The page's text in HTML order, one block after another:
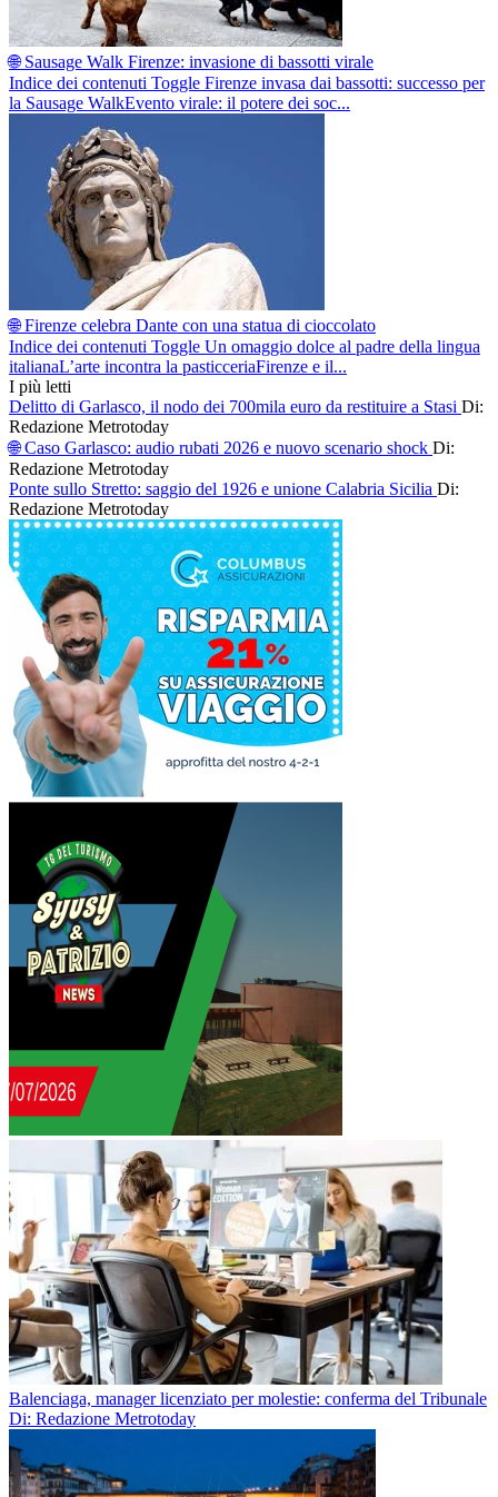
🌐 Sausage Walk Firenze: invasione di bassotti virale
Indice dei contenuti Toggle Firenze invasa dai bassotti: successo per
la Sausage WalkEvento virale: il potere dei soc...
🌐 Firenze celebra Dante con una statua di cioccolato
Indice dei contenuti Toggle Un omaggio dolce al padre della lingua
italianaL’arte incontra la pasticceriaFirenze e il...
I più letti
Delitto di Garlasco, il nodo dei 700mila euro da restituire a Stasi Di:
Redazione Metrotoday
🌐 Caso Garlasco: audio rubati 2026 e nuovo scenario shock Di:
Redazione Metrotoday
Ponte sullo Stretto: saggio del 1926 e unione Calabria Sicilia Di:
Redazione Metrotoday
Balenciaga, manager licenziato per molestie: conferma del Tribunale
Di: Redazione Metrotoday